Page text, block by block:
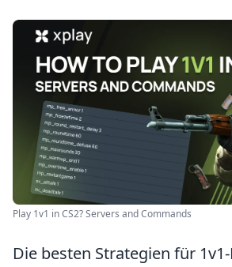
Play 1v1 in CS2? Servers and Commands
Die besten Strategien für